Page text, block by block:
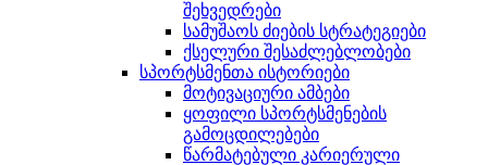
შეხვედრები
სამუშაოს ძიების სტრატეგიები
ქსელური შესაძლებლობები
სპორტსმენთა ისტორიები
მოტივაციური ამბები
ყოფილი სპორტსმენების
გამოცდილებები
წარმატებული კარიერული